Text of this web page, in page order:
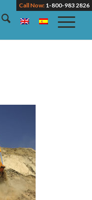
Call Now: 1-800-983 2826